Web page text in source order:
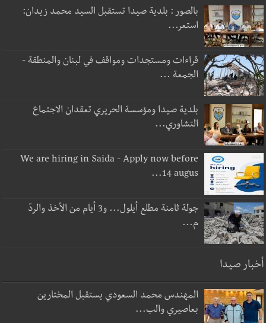
بالصور : بلدية صيدا تستقبل السيد محمد زيدان:
استعر...
قراءات ومستجدات ومواقف في لبنان والمنطقة -
الجمعة ...
بلدية صيدا ومؤسسة الحريري تعقدان الاجتماع
التشاوري...
We are hiring in Saida - Apply now before
14 augus...
جولة ثامنة مطلع أيلول... و3 أيام من الأخذ والردّ
م...
أخبار صيدا
المهندس محمد السعودي يستقبل المختارين
بعاصيري والب...